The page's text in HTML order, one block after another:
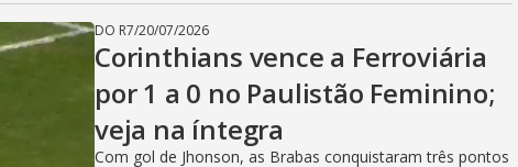
DO R7/20/07/2026
Corinthians vence a Ferroviária
por 1 a 0 no Paulistão Feminino;
veja na íntegra
Com gol de Jhonson, as Brabas conquistaram três pontos